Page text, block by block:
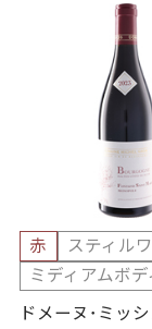
赤
スティル
ミディアムボデ
ドメーヌ･ミッ